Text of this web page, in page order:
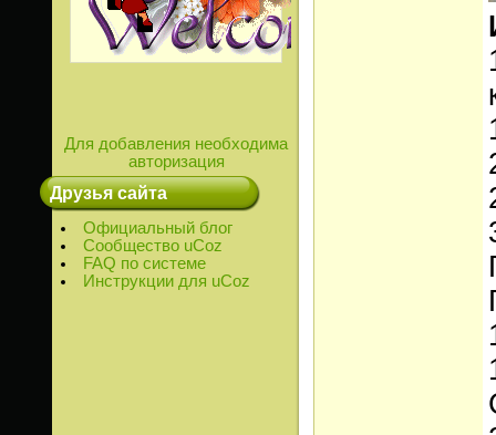
Для добавления необходима
авторизация
Друзья сайта
Официальный блог
Сообщество uCoz
FAQ по системе
Инструкции для uCoz